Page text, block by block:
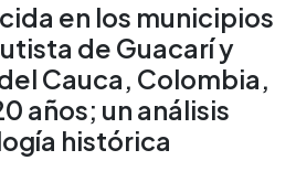
en los municipios
de Guacarí y
Cauca, Colombia,
años; un análisis
histórica